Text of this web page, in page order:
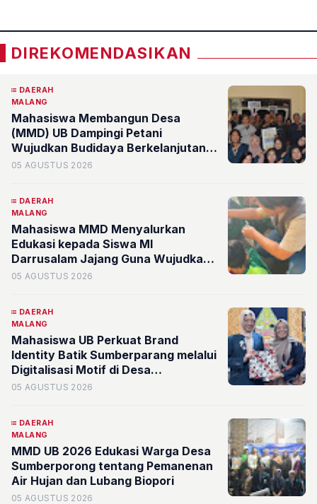
DIREKOMENDASIKAN
DAERAH
MALANG
Mahasiswa Membangun Desa
(MMD) UB Dampingi Petani
Wujudkan Budidaya Berkelanjutan
melalui Identifikasi Kesehatan Tanah
05 AGUSTUS 2026
DAERAH
MALANG
Mahasiswa MMD Menyalurkan
Edukasi kepada Siswa MI
Darrusalam Jajang Guna Wujudkan
Kemandirian Pangan Lewat Program
05 AGUSTUS 2026
DAERAH
MALANG
Mahasiswa UB Perkuat Brand
Identity Batik Sumberparang melalui
Digitalisasi Motif di Desa
Sumberporong
05 AGUSTUS 2026
DAERAH
MALANG
MMD UB 2026 Edukasi Warga Desa
Sumberporong tentang Pemanenan
Air Hujan dan Lubang Biopori
05 AGUSTUS 2026